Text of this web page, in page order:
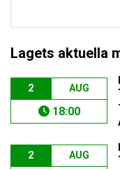
Lagets aktuella
2 AUG
18:00
2 AUG